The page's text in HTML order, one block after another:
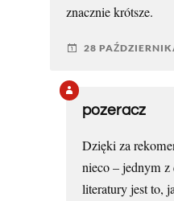
znacznie krótsze.
28
pozeracz
Dzięki za
nieco – jednym
literatury jest to,